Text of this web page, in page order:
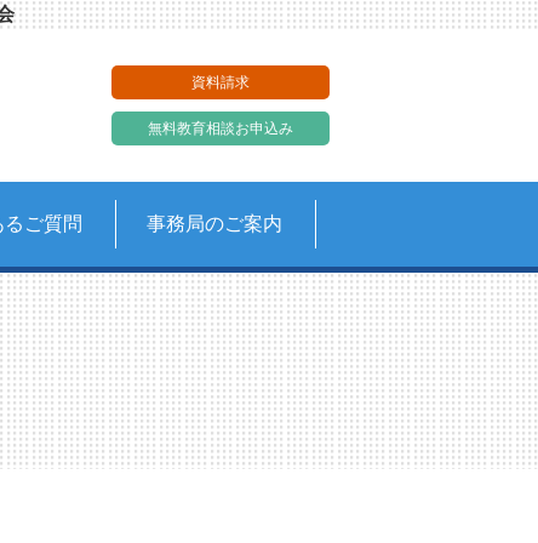
資料請求
無料教育相談お申込み
るご質問 事務局のご案内